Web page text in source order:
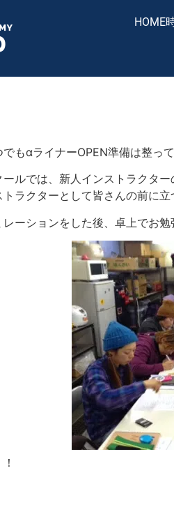
HOME
もαライナーOPEN準備は整って
ルでは、新人インストラクター
ラクターとして皆さんの前に立
ーションをした後、卓上でお勉